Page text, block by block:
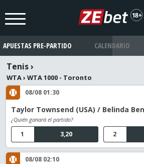
APUESTAS PRE-PARTIDO CALENDARIO
Tenis›
WTA› WTA 1000 - Toronto
08/08 01:30
Taylor Townsend (USA) / Belinda
¿Quién ganará el partido?
3,20
1 2
08/08 02:10